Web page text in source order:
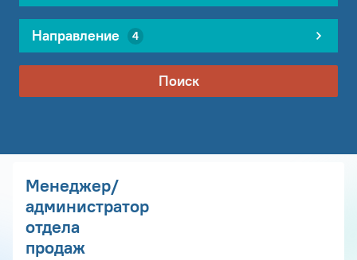
Направление 4
Поиск
Менеджер/
администратор
отдела
продаж